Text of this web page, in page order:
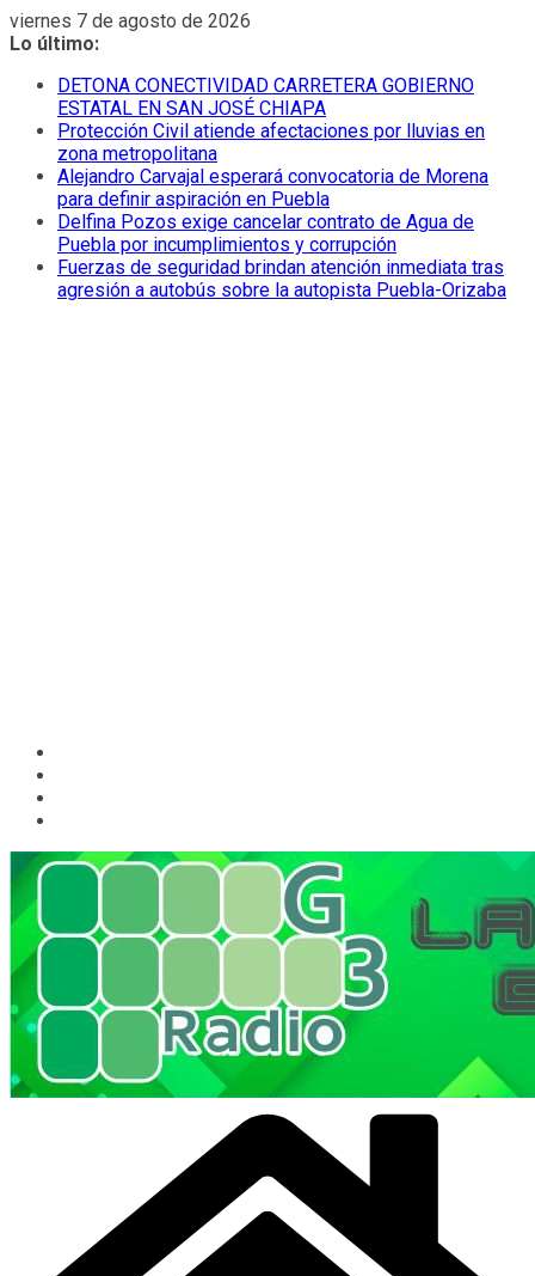
Saltar
al
viernes 7 de agosto de 2026
Lo último:
DETONA CONECTIVIDAD CARRETERA GOBIERNO
ESTATAL EN SAN JOSÉ CHIAPA
Protección Civil atiende afectaciones por lluvias en
zona metropolitana
Alejandro Carvajal esperará convocatoria de Morena
para definir aspiración en Puebla
Delfina Pozos exige cancelar contrato de Agua de
Puebla por incumplimientos y corrupción
Fuerzas de seguridad brindan atención inmediata tras
agresión a autobús sobre la autopista Puebla-Orizaba